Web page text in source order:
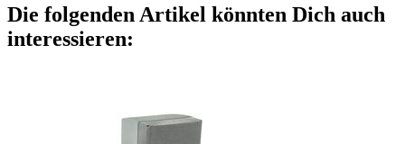
Die folgenden Artikel könnten Dich auch
interessieren: